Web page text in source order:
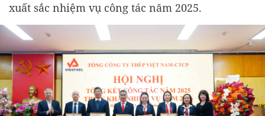
xuất sắc nhiệm vụ công tác năm 2025.